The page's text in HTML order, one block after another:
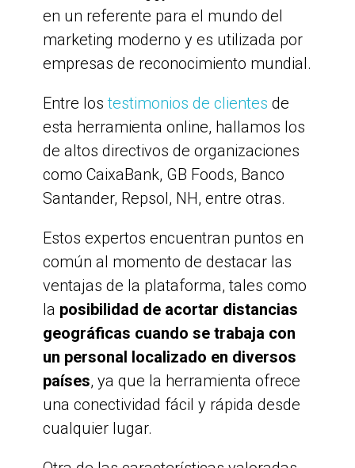
en un referente para el mundo del
marketing moderno y es utilizada por
empresas de reconocimiento mundial.
Entre lostestimonios de clientes de
esta herramienta online, hallamos los
de altos directivos de organizaciones
como CaixaBank, GB Foods, Banco
Santander, Repsol, NH, entre otras.
Estos expertos encuentran puntos en
común al momento de destacar las
ventajas de la plataforma, tales como
la posibilidad de acortar distancias
geográficas cuando se trabaja con
un personal localizado en diversos
países, ya que la herramienta ofrece
una conectividad fácil y rápida desde
cualquier lugar.